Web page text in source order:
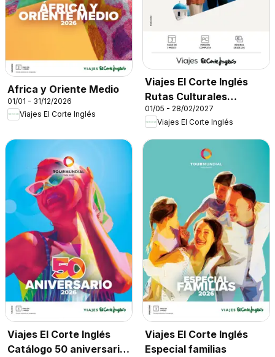
Africa y Oriente Medio
01/01 - 31/12/2026
Viajes El Corte Inglés
Viajes El Corte Inglés
Rutas Culturales
Cantabria
01/05 - 28/02/2027
Viajes El Corte Inglés
Viajes El Corte Inglés
Catálogo 50 aniversario
Viajes El Corte Inglés
Especial familias